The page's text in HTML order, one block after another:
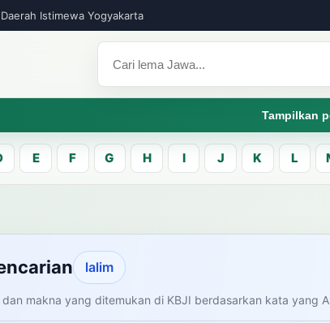
Istimewa Yogyakarta
Tampilkan
Pencarian
dan maknanya dalam bahasa Indonesia
E F G H I J K L
lalim
dan makna yang ditemukan di KBJI berdasarkan kata yang